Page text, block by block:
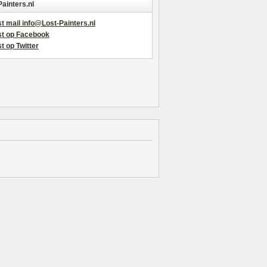
mail info@Lost-Painters.nl
op Facebook
op Twitter